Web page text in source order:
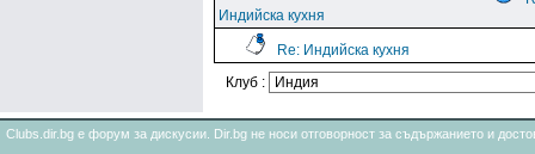
Индийска кухня
Re: Индийска кухня
Клуб :
Clubs.dir.bg е форум за дискусии. Dir.bg не носи отговорност за съдържанието и